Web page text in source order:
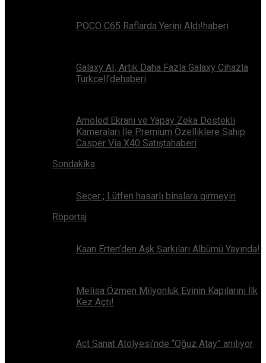
POCO C65 Raflarda Yerini Aldı!haberi
Galaxy AI, Artık Daha Fazla Galaxy Cihazla
Turkcell'dehaberi
Amoled Ekranı ve Yapay Zeka Destekli
Kameraları İle Premium Özelliklere Sahip
Casper Via X40 Satıştahaberi
Sondakika
Seçer ; Lütfen hasarlı binalara girmeyin
Röportaj
Kaan Erten’den Aşk Şarkıları Albümü Yayında!
Melisa Özmen Milyonluk Evinin Kapılarını İlk
Kez Açtı!
Act Sanat Atölyesi’nde “Oğuz Atay” anılıyor